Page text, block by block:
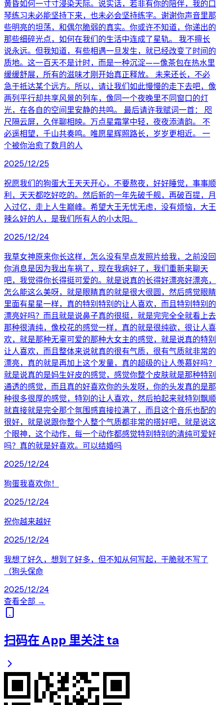
黄昏如何一寸寸浸染天际。说实话，若非有你的陪伴，我的口
琴练习未必能坚持下来，也未必会坚持练字。谢谢你声音里那
些明亮的坦荡，和偶尔脆弱的真实。你或许不知道，你递出的
那些细碎光点，如何在我们的生活中连成了星轨。 我不擅长
说永远。但我知道，有些相遇一旦发生，就已经改变了时间的
质地。这一百天不是计时，而是一种沉淀——像茶包在热水里
缓缓舒展，所有的滋味才刚开始真正释放。 未来还长，不必
急于抵达某个远方。所以，请让我们如此慢慢的走下去吧，像
两列平行却共享风景的列车，像同一个夜晚里不同窗口的灯
光，在各自的空间里安静的共鸣。 最后请许我赋词一首： 咫
尺隔云屏，久伴聊相映。万点星霜掌中轻，夜夜添清韵。 不
必遥相望，千山共奏鸣。唯愿星辉照路长，岁岁更相近。 一
个被你治愈了数月的人
2025/12/25
祝愿我们的狗蛋大王天天开心，不要熬夜，好好睡觉，事事顺
利，天天都吃好吃的。然后新的一年先破千舰，再破百提，月
入过亿，走上人生巅峰。希望大王无忧无虑，没有烦恼，大王
辣么好的人，是我们所有人的小太阳。
2025/12/24
我草女神原来你长这样，怎么没有早点发照片给我，之前没回
你消息是因为我出车祸了，现在我病好了，我们重新来聊天
吧，我觉得你长得挺可爱的。就是说真的长得好漂亮好漂亮，
怎么能这么美呀，就是眼睛真的就是很大很圆，然后感觉眼睛
里面有星星一样，真的特别特别的让人喜欢，而且特别特别的
漂亮好吗？而且就是说鼻子真的很挺，就是完完全全就看上去
那种很清纯，像校花的感觉一样，真的就是很纯欲，很让人喜
欢，就是那种无辜可爱的那种大女主的感觉，就是说真的特别
让人喜欢，而且整体来说就真的很有气质，很有气质就非常的
漂亮，真的就是再加上这个发量，真的超级的让人羡慕好吗？
就是说真的是妈生好皮的感觉，感觉你整个皮肤就是那种特别
通透的感觉，而且真的好喜欢你的头发呀，你的头发真的是那
种很多很厚的感觉，特别的让人喜欢，然后拍起来就特别飘顺
就直接就是完全那个氛围感直接拉满了，而且这个音乐也配的
很好，就是说跟你整个人整个气质都非常的搭好吧，就是说这
个眼神，这个动作，每一个动作都感觉特别特别的清纯可爱好
吗？真的就是好喜欢。可以结婚吗
2025/12/24
狗蛋我喜欢你！
2025/12/24
祝你越来越好
2025/12/24
我想了好久，想到了好多，但不知从何写起，干脆就不写了
（狗头保命
2025/12/24
查看全部 →
扫码在 App 里关注 ta